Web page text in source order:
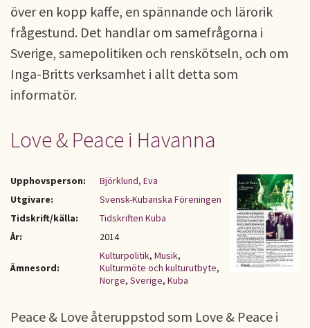
över en kopp kaffe, en spännande och lärorik
frågestund. Det handlar om samefrågorna i
Sverige, samepolitiken och renskötseln, och om
Inga-Britts verksamhet i allt detta som
informatör.
Love & Peace i Havanna
Upphovsperson:
Björklund, Eva
Utgivare:
Svensk-Kubanska Föreningen
Tidskrift/källa:
Tidskriften Kuba
År:
2014
Ämnesord:
Kulturpolitik, Musik,
Kulturmöte och kulturutbyte,
Norge, Sverige, Kuba
Peace & Love återuppstod som Love & Peace i